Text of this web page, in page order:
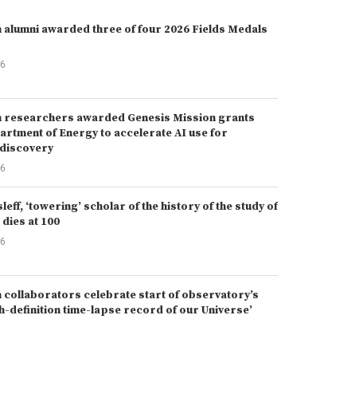
awarded three of four 2026 Fields Medals
researchers awarded Genesis Mission grants
of Energy to accelerate AI use for
‘towering’ scholar of the history of the study of
at 100
collaborators celebrate start of observatory’s
definition time-lapse record of our Universe’